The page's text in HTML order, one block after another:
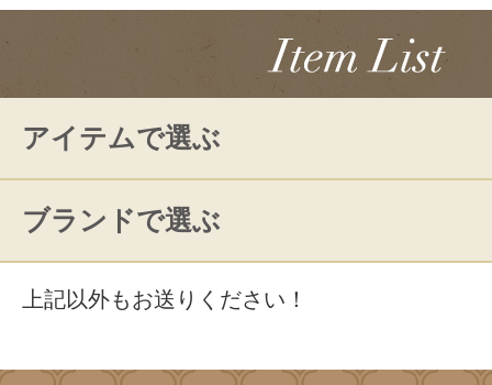
アイテムで選ぶ
ブランドで選ぶ
上記以外もお送りください！